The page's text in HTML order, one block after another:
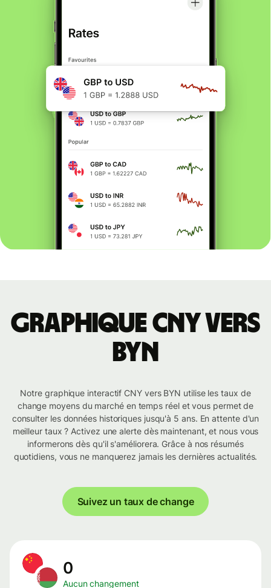
Graphique CNY vers
BYN
Notre graphique interactif CNY vers BYN utilise les taux de
change moyens du marché en temps réel et vous permet de
consulter les données historiques jusqu'à 5 ans. En attente d'un
meilleur taux ? Activez une alerte dès maintenant, et nous vous
informerons dès qu'il s'améliorera. Grâce à nos résumés
quotidiens, vous ne manquerez jamais les dernières actualités.
Suivez un taux de change
0
Aucun changement